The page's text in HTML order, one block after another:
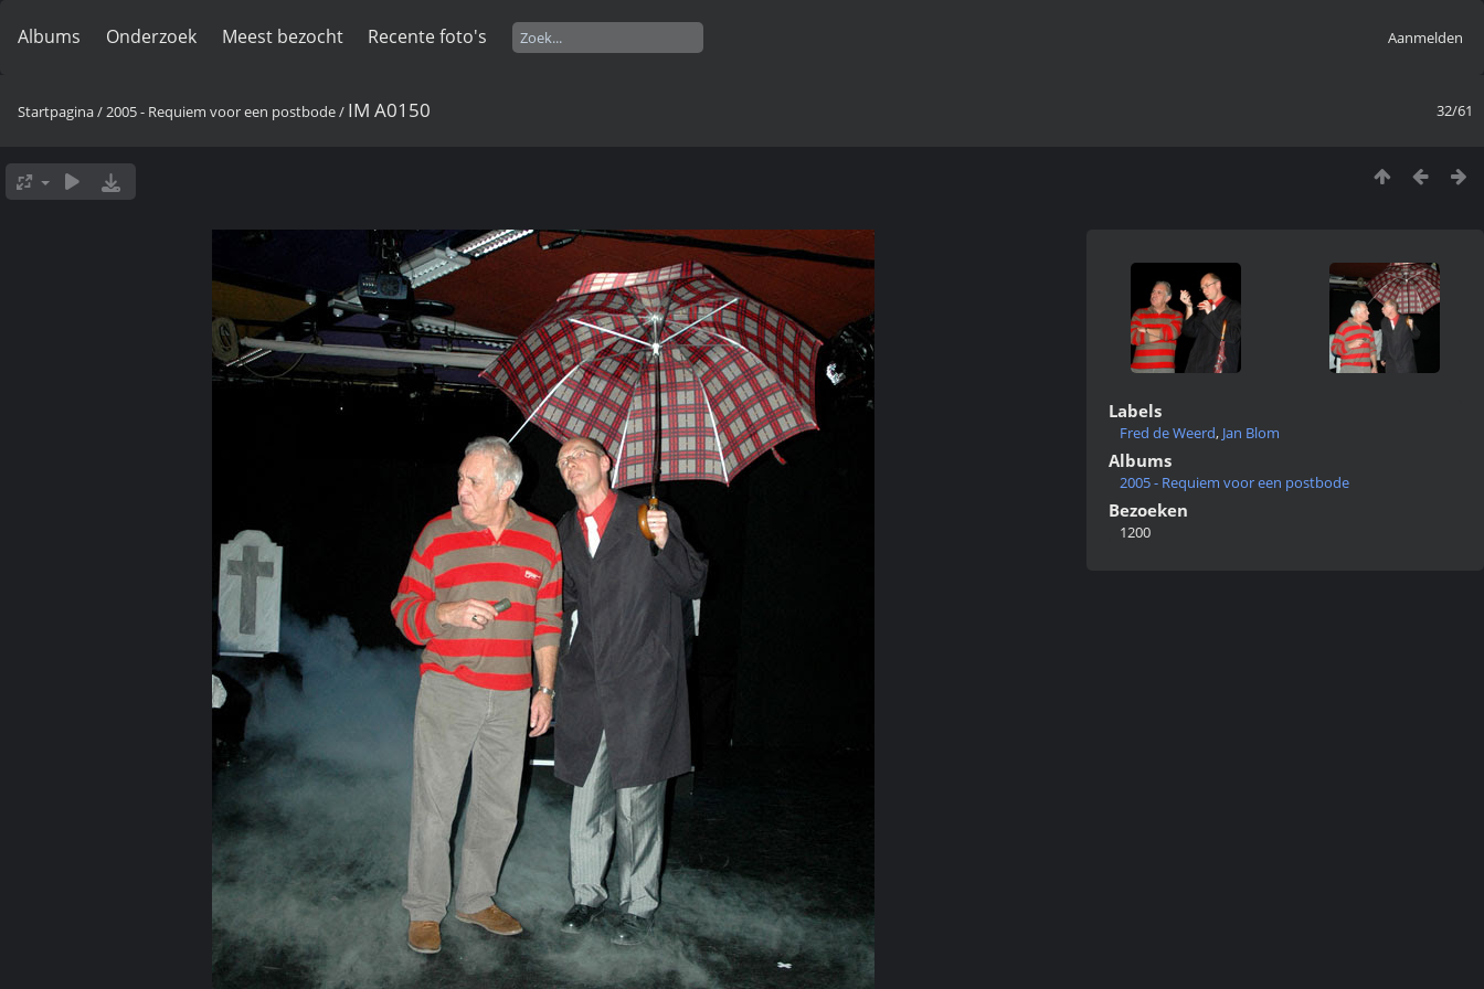
Albums Onderzoek Meest bezocht Recente foto's Aanmelden
32/61
Startpagina/2005 - Requiem voor een postbode/ IM A0150
Labels
Fred de Weerd, Jan Blom
Albums
2005 - Requiem voor een postbode
Bezoeken
1200